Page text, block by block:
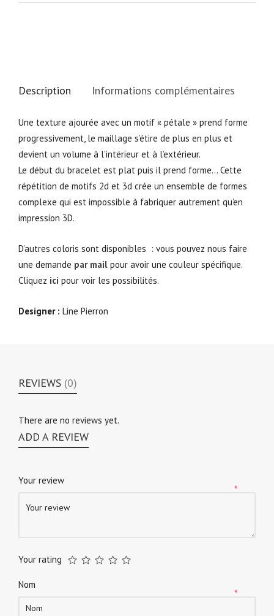
Description Informations complémentaires
Une texture ajourée avec un motif « pétale » prend forme
progressivement, le maillage s’étire de plus en plus et
devient un volume à l’intérieur et à l’extérieur.
Le début du bracelet est plat puis il prend forme… Cette
répétition de motifs 2d et 3d crée un ensemble de formes
complexe qui est impossible à fabriquer autrement qu’en
impression 3D.
D’autres coloris sont disponibles : vous pouvez nous faire
une demande par mail pour avoir une couleur spécifique.
Cliquez ici pour voir les possibilités.
Designer : Line Pierron
REVIEWS (0)
There are no reviews yet.
ADD A REVIEW
Your review
*
Your rating
Nom
*